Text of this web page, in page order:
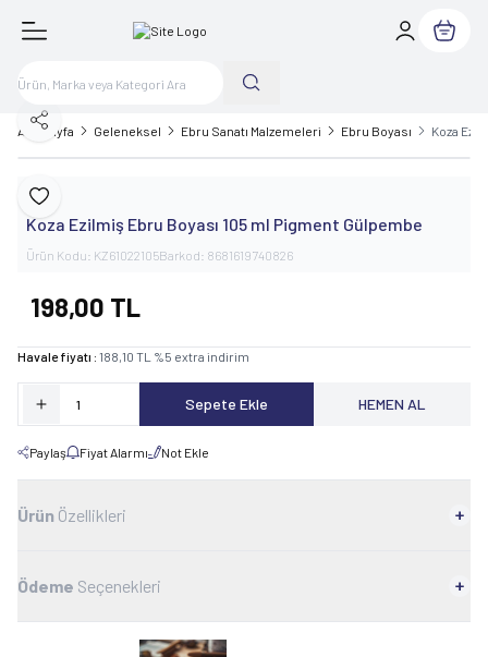
Sepetim
Ana Sayfa Geleneksel Ebru Sanatı Malzemeleri Ebru Boyası Koza
Favoriye Ekle
Paylaş
Koza
Koza Ezilmiş Ebru Boyası 105 ml Pigment Gülpembe
Ürün Kodu: KZ61022105Barkod: 8681619740826
198,00 TL
Havale fiyatı : 188,10 TL %5 extra indirim
Sepete Ekle HEMEN AL
Paylaş Fiyat Alarmı Not Ekle
Ürün Özellikleri
Ödeme Seçenekleri